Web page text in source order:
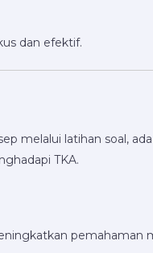
dan efektif.
melalui latihan soal,
TKA.